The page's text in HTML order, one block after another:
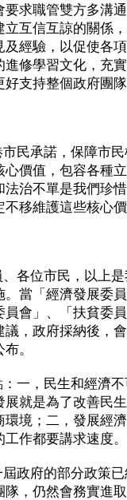
求職管雙方多溝
互信互諒的關係
經驗，以促使各
修學習文化，充
支持整個政府團
民承諾，保障市
心價值，包容各種
法治不單是我們珍
移維護這些核心
各位市民，以上
。當「經濟發展委
員會」、「扶貧委
議，政府採納後，
。
一，民生和經濟
就是為了改善民
境；二，發展經
作都要講求速度。
政府的部分政策
隊，仍然會務實進